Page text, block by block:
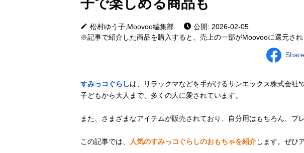
松村ゆう子,Moovoo編集部
公開: 2026-02-05
※記事で紹介した商品を購入すると、売上の一部がMoovooに還元され
Share
すみっコぐらしは、リラックマなどを手がけるサンエックス株式会社*
子どもから大人まで、多くの人に愛されています。
また、さまざまなアイテムが販売されており、自分用はもちろん、プ
この記事では、 人気のすみっコぐらしのおもちゃを紹介します。ぜひ